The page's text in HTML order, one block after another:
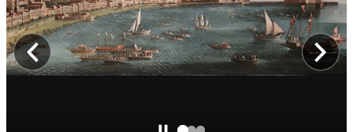
Immagine precedente